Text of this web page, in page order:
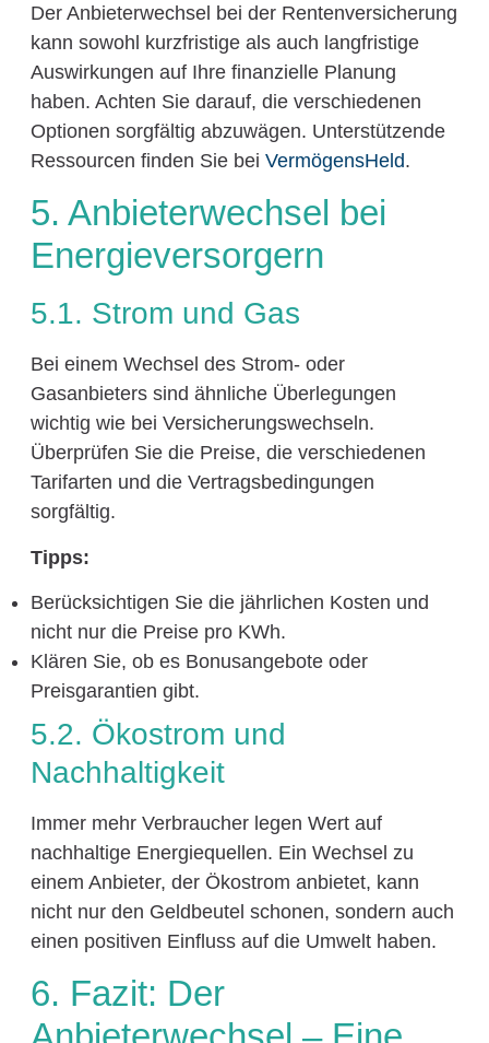
Der Anbieterwechsel bei der Rentenversicherung
kann sowohl kurzfristige als auch langfristige
Auswirkungen auf Ihre finanzielle Planung
haben. Achten Sie darauf, die verschiedenen
Optionen sorgfältig abzuwägen. Unterstützende
Ressourcen finden Sie bei VermögensHeld.
5. Anbieterwechsel bei
Energieversorgern
5.1. Strom und Gas
Bei einem Wechsel des Strom- oder
Gasanbieters sind ähnliche Überlegungen
wichtig wie bei Versicherungswechseln.
Überprüfen Sie die Preise, die verschiedenen
Tarifarten und die Vertragsbedingungen
sorgfältig.
Tipps:
Berücksichtigen Sie die jährlichen Kosten und
nicht nur die Preise pro KWh.
Klären Sie, ob es Bonusangebote oder
Preisgarantien gibt.
5.2. Ökostrom und
Nachhaltigkeit
Immer mehr Verbraucher legen Wert auf
nachhaltige Energiequellen. Ein Wechsel zu
einem Anbieter, der Ökostrom anbietet, kann
nicht nur den Geldbeutel schonen, sondern auch
einen positiven Einfluss auf die Umwelt haben.
6. Fazit: Der